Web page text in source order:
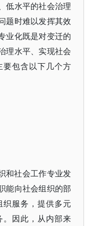
低水平的社会治理
题时难以发挥其效
业化既是对变迁的
理水平、实现社会
包含以下几个方
和社会工作专业发
能向社会组织的部
服务，提供多元
因此，从内部来